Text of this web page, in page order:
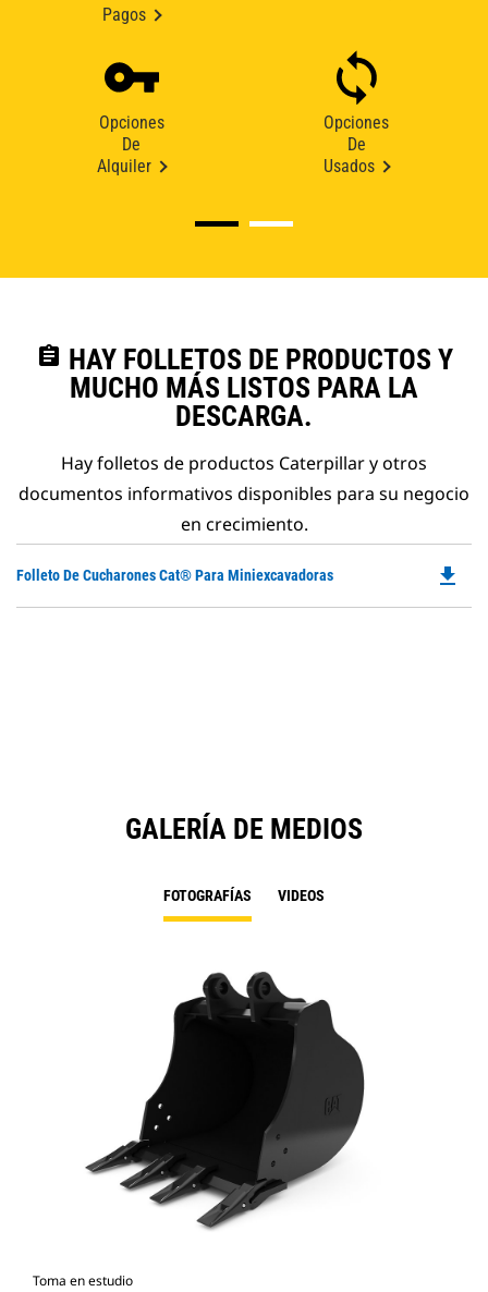
Pagos
Opciones
De
Alquiler
Opciones
De
Usados
assignment HAY FOLLETOS DE PRODUCTOS Y
MUCHO MÁS LISTOS PARA LA
DESCARGA.
Hay folletos de productos Caterpillar y otros
documentos informativos disponibles para su negocio
en crecimiento.
Folleto De Cucharones Cat® Para Miniexcavadoras file_download
GALERÍA DE MEDIOS
FOTOGRAFÍAS VIDEOS
Toma en estudio